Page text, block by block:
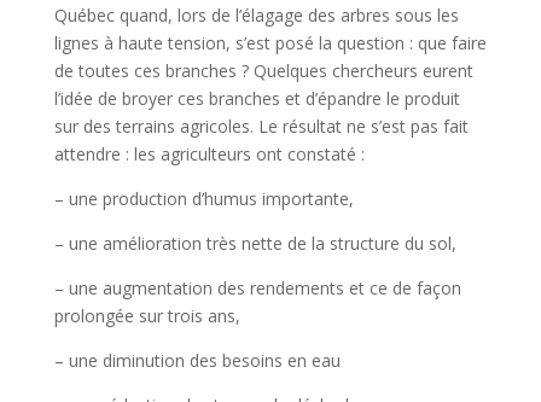
Québec quand, lors de l’élagage des arbres sous les
lignes à haute tension, s’est posé la question : que faire
de toutes ces branches ? Quelques chercheurs eurent
l’idée de broyer ces branches et d’épandre le produit
sur des terrains agricoles. Le résultat ne s’est pas fait
attendre : les agriculteurs ont constaté :
– une production d’humus importante,
– une amélioration très nette de la structure du sol,
– une augmentation des rendements et ce de façon
prolongée sur trois ans,
– une diminution des besoins en eau